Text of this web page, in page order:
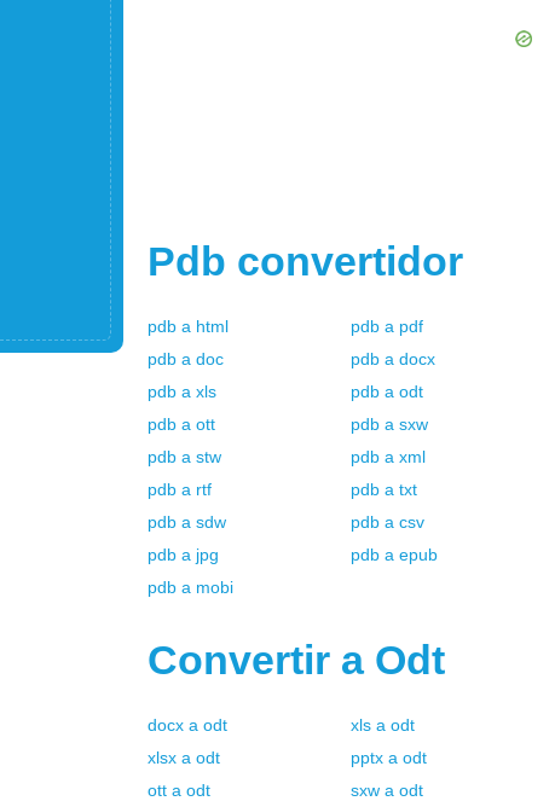
Pdb convertidor
pdb a html pdb a pdf
pdb a doc pdb a docx
pdb a xls pdb a odt
pdb a ott pdb a sxw
pdb a stw pdb a xml
pdb a rtf pdb a txt
pdb a sdw pdb a csv
pdb a jpg pdb a epub
pdb a mobi
Convertir a Odt
docx a odt xls a odt
xlsx a odt pptx a odt
ott a odt sxw a odt